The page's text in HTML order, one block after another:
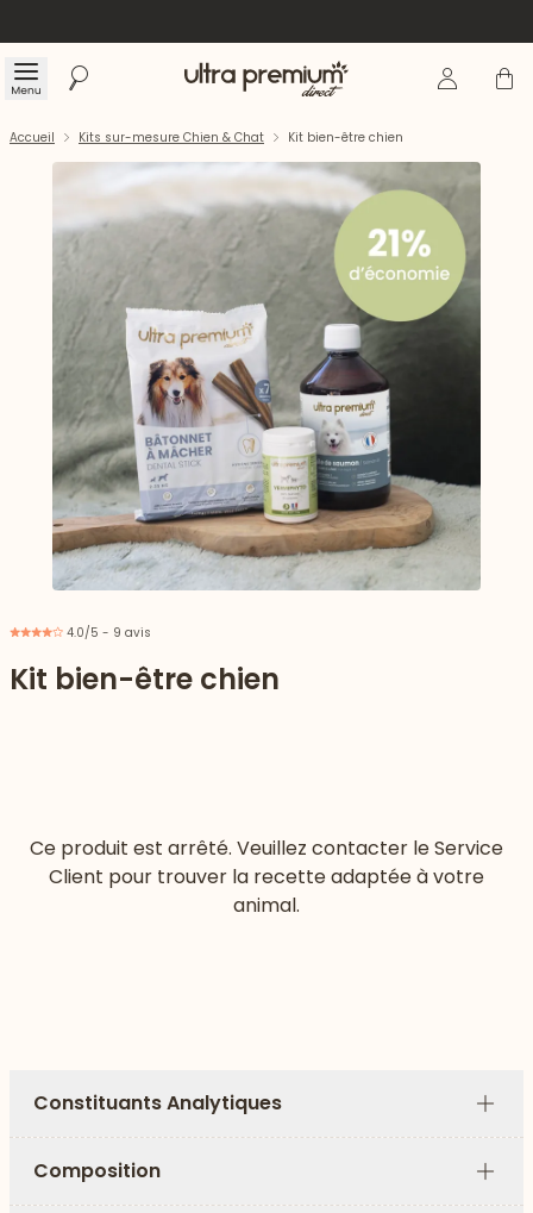
Menu Rechercher Accueil Se Panier
Accueil Kits sur-mesure Chien & Chat Kit bien-être chien
4.0/5 - 9 avis
Kit bien-être chien
Ce produit est arrêté. Veuillez contacter le Service
Client pour trouver la recette adaptée à votre
animal.
Constituants Analytiques
Plus
Composition
Plus